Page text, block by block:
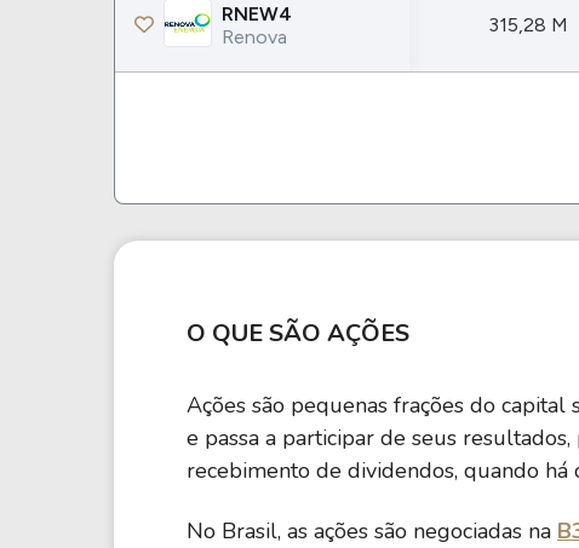
RNEW4
Renova
315,28 M
O QUE SÃO AÇÕES
Ações são pequenas frações do
e passa a participar de seus
recebimento de dividendos, quando há
No Brasil, as ações são negociadas na